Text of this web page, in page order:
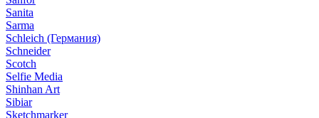
Sanita
Sarma
Schleich (Германия)
Schneider
Scotch
Selfie Media
Shinhan Art
Sibiar
Sketchmarker